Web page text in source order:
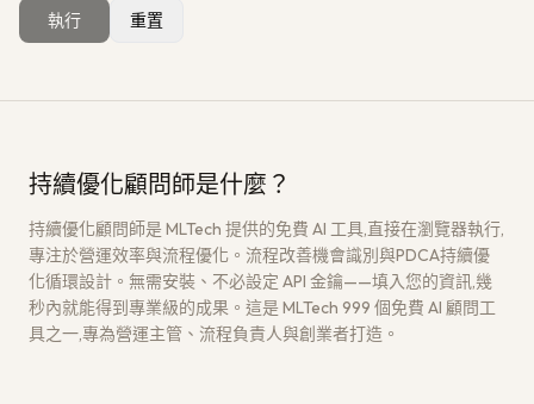
執行 重置
持續優化顧問師是什麼？
持續優化顧問師是 MLTech 提供的免費 AI 工具,直接在瀏覽器執行,
專注於營運效率與流程優化。流程改善機會識別與PDCA持續優
化循環設計。無需安裝、不必設定 API 金鑰——填入您的資訊,幾
秒內就能得到專業級的成果。這是 MLTech 999 個免費 AI 顧問工
具之一,專為營運主管、流程負責人與創業者打造。